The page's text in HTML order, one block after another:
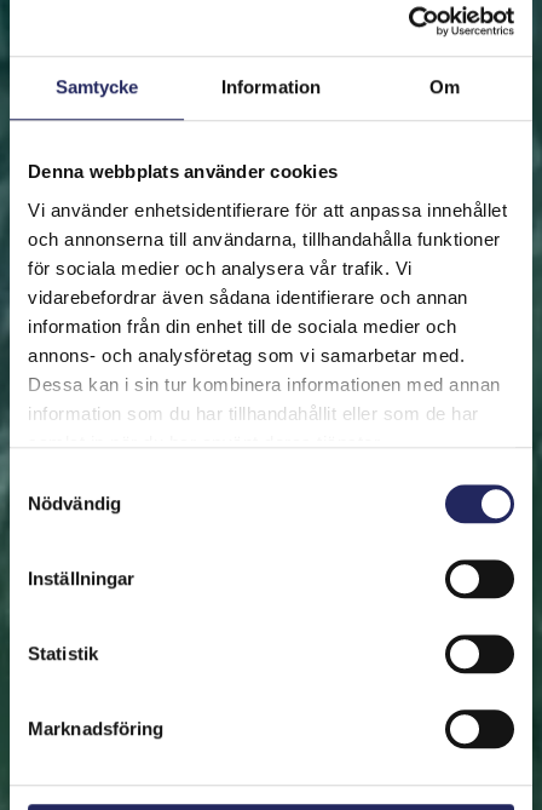
Samtycke Information Om
Denna webbplats använder cookies
Vi använder enhetsidentifierare för att anpassa innehållet
och annonserna till användarna, tillhandahålla funktioner
för sociala medier och analysera vår trafik. Vi
vidarebefordrar även sådana identifierare och annan
information från din enhet till de sociala medier och
annons- och analysföretag som vi samarbetar med.
Dessa kan i sin tur kombinera informationen med annan
information som du har tillhandahållit eller som de har
Nödvändig
Inställningar
Statistik
Marknadsföring
FRAMSIDAN HJÄLP ÖSTERSJÖN RÄDDA EN BIT
Rädda en bit
Hjälp oss att rädda Östersjön. Du kan också ge den
räddade biten som en present. En bit av Östersjön är